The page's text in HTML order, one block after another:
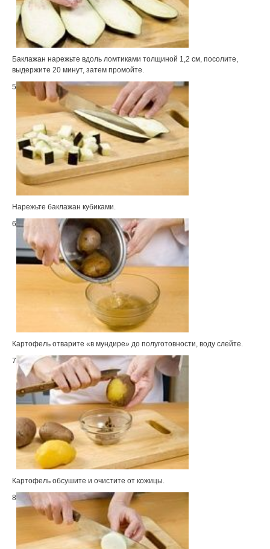
Баклажан нарежьте вдоль ломтиками толщиной 1,2 см, посолите,
выдержите 20 минут, затем промойте.
5
Нарежьте баклажан кубиками.
6
Картофель отварите «в мундире» до полуготовности, воду слейте.
7
Картофель обсушите и очистите от кожицы.
8